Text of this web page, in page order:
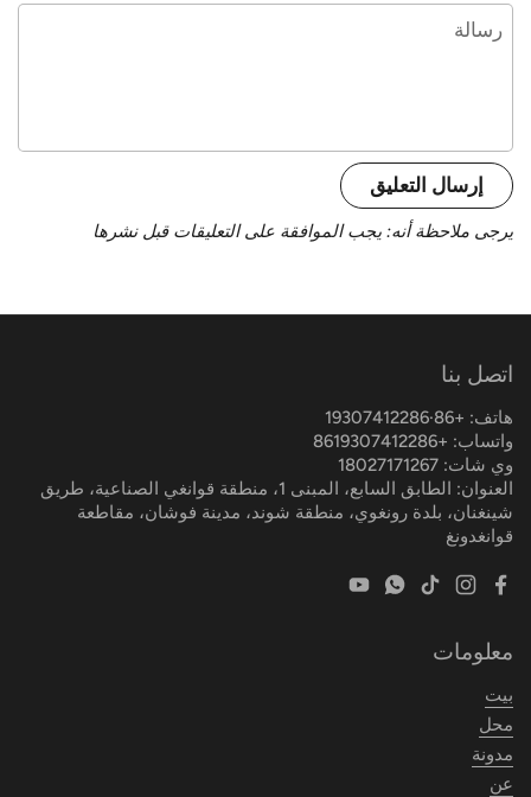
إرسال التعليق
يرجى ملاحظة أنه: يجب الموافقة على التعليقات قبل نشرها
اتصل بنا
هاتف: +86·19307412286
واتساب: +8619307412286
وي شات: 18027171267
العنوان: الطابق السابع، المبنى 1، منطقة قوانغي الصناعية، طريق
شينغنان، بلدة رونغوي، منطقة شوند، مدينة فوشان، مقاطعة
قوانغدونغ
Facebook
Instagram
TikTok
WhatsApp
YouTube
معلومات
بيت
محل
مدونة
عن